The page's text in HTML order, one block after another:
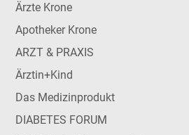
Ärzte Krone
Apotheker Krone
ARZT & PRAXIS
Ärztin+Kind
Das Medizinprodukt
DIABETES FORUM